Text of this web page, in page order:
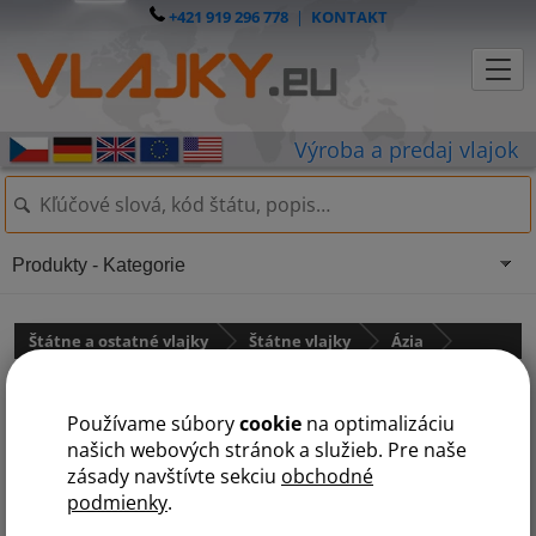
Používame súborycookie na optimalizáciu
našich webových stránok a služieb. Pre naše
zásady navštívte sekciu obchodné
podmienky.
+421 919 296 778| KONTAKT
Štátne a ostatné vlajky Štátne vlajky Ázia
Produkty - Kategorie